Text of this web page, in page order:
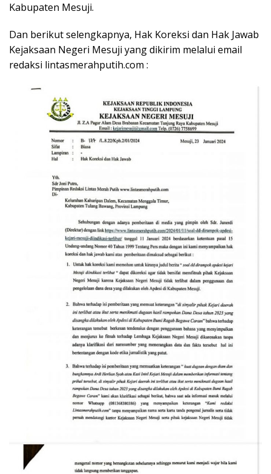
Kabupaten Mesuji.
Dan berikut selengkapnya, Hak Koreksi dan Hak Jawab
Kejaksaan Negeri Mesuji yang dikirim melalui email
redaksi lintasmerahputih.com :